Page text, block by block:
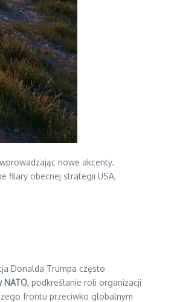
nowe akcenty.
filary obecnej strategii USA,
Donalda Trumpa często
NATO, podkreślanie roli organizacji
frontu przeciwko globalnym